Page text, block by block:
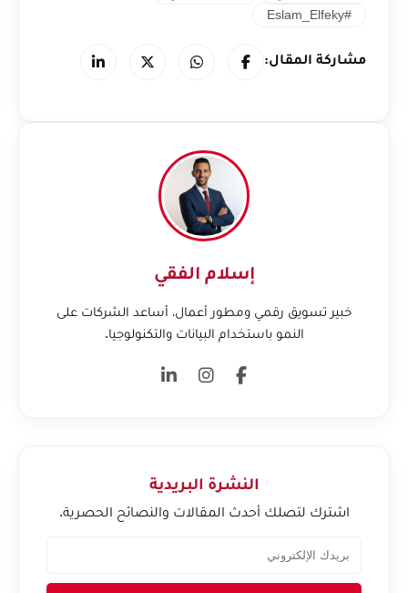
#Eslam_Elfeky
مشاركة المقال:
إسلام الفقي
خبير تسويق رقمي ومطور أعمال، أساعد الشركات على
النمو باستخدام البيانات والتكنولوجيا.
النشرة البريدية
اشترك لتصلك أحدث المقالات والنصائح الحصرية.